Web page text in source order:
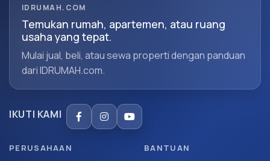
IDRUMAH.COM
Temukan rumah, apartemen, atau ruang
usaha yang tepat.
Mulai jual, beli, atau sewa properti dengan panduan
dari IDRUMAH.com.
IKUTI KAMI
PERUSAHAAN BANTUAN